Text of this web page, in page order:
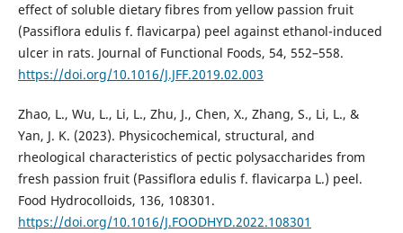
effect of soluble dietary fibres from yellow passion fruit
(Passiflora edulis f. flavicarpa) peel against ethanol-induced
ulcer in rats. Journal of Functional Foods, 54, 552–558.
https://doi.org/10.1016/J.JFF.2019.02.003
Zhao, L., Wu, L., Li, L., Zhu, J., Chen, X., Zhang, S., Li, L., &
Yan, J. K. (2023). Physicochemical, structural, and
rheological characteristics of pectic polysaccharides from
fresh passion fruit (Passiflora edulis f. flavicarpa L.) peel.
Food Hydrocolloids, 136, 108301.
https://doi.org/10.1016/J.FOODHYD.2022.108301